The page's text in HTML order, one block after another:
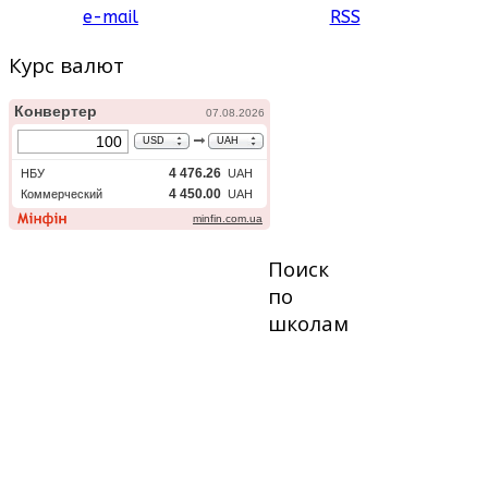
e-mail RSS
Курс валют
Поиск
по
школам